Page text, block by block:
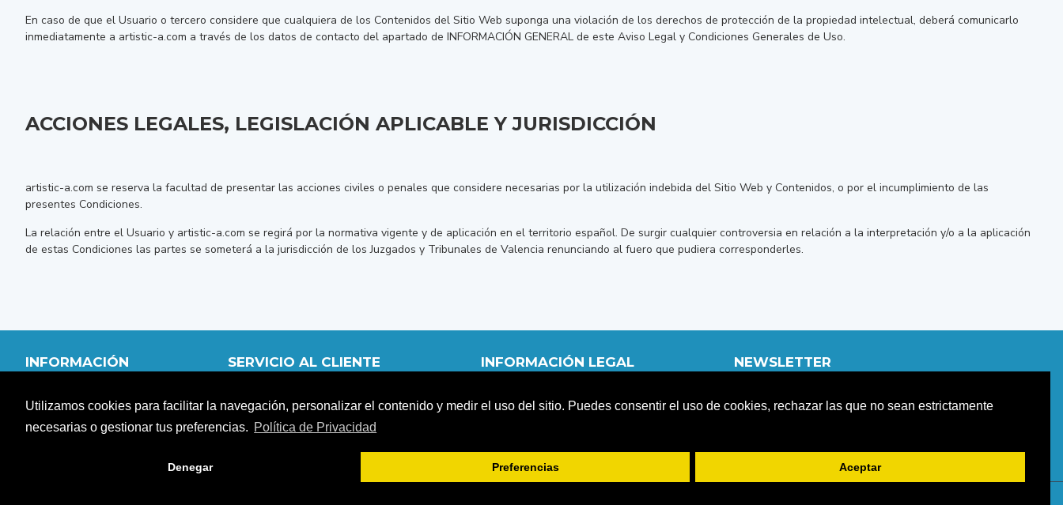
Utilizamos cookies para facilitar la navegación, personalizar el contenido y medir el uso del sitio. Puedes consentir el uso de cookies, rechazar las que no sean estrictamente
necesarias o gestionar tus preferencias. Política de Privacidad
Denegar Preferencias Aceptar
En caso de que el Usuario o tercero considere que cualquiera de los Contenidos del Sitio Web suponga una violación de los derechos de protección de la propiedad intelectual, deberá comunicarlo
inmediatamente a artistic-a.com a través de los datos de contacto del apartado de INFORMACIÓN GENERAL de este Aviso Legal y Condiciones Generales de Uso.
ACCIONES LEGALES, LEGISLACIÓN APLICABLE Y JURISDICCIÓN
artistic-a.com se reserva la facultad de presentar las acciones civiles o penales que considere necesarias por la utilización indebida del Sitio Web y Contenidos, o por el incumplimiento de las
presentes Condiciones.
La relación entre el Usuario y artistic-a.com se regirá por la normativa vigente y de aplicación en el territorio español. De surgir cualquier controversia en relación a la interpretación y/o a la aplicación
de estas Condiciones las partes se someterá a la jurisdicción de los Juzgados y Tribunales de Valencia renunciando al fuero que pudiera corresponderles.
INFORMACIÓN
DISTRIBUIDORES
FORMAS DE PAGO
SERVICIO AL CLIENTE
CARRITO
CONTACTO
INFORMACIÓN LEGAL
TERMINOS Y CONDICIONES
NEWSLETTER
nuestras promociones y descuentos.